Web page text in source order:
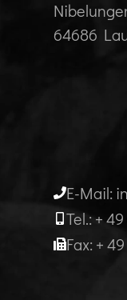
64686
E-Mail:
Tel.: +
Fax: +